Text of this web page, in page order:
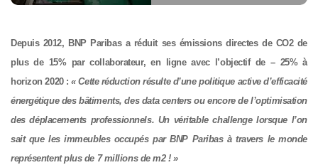
Depuis 2012, BNP Paribas a réduit ses émissions directes de CO2 de
plus de 15% par collaborateur, en ligne avec l’objectif de – 25% à
horizon 2020 :« Cette réduction résulte d’une politique active d’efficacité
énergétique des bâtiments, des data centers ou encore de l’optimisation
des déplacements professionnels. Un véritable challenge lorsque l’on
sait que les immeubles occupés par BNP Paribas à travers le monde
représentent plus de 7 millions de m2 ! »